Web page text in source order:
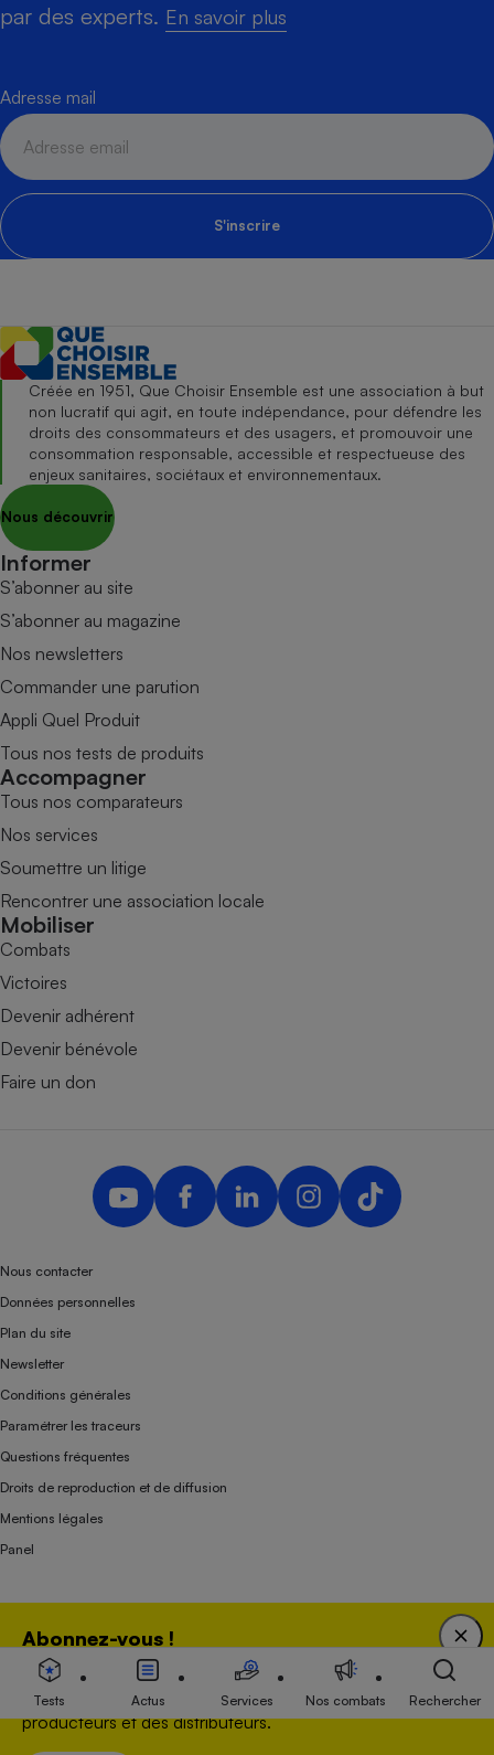
par des experts. En savoir plus
Adresse mail
S'inscrire
Abonnez-vous !
Bénéficiez d'une expertise unique tout en soutenant
une association 100 % indépendante de l'Etat, des
producteurs et des distributeurs.
Créée en 1951, Que Choisir Ensemble est une association à but
non lucratif qui agit, en toute indépendance, pour défendre les
droits des consommateurs et des usagers, et promouvoir une
consommation responsable, accessible et respectueuse des
enjeux sanitaires, sociétaux et environnementaux.
Nous découvrir
Informer
S’abonner au site
S’abonner au magazine
Nos newsletters
Commander une parution
Appli Quel Produit
Tous nos tests de produits
Accompagner
Tous nos comparateurs
Nos services
Soumettre un litige
Rencontrer une association locale
Mobiliser
Combats
Victoires
Devenir adhérent
Devenir bénévole
Faire un don
Nous contacter
Données personnelles
Plan du site
Newsletter
Conditions générales
Paramétrer les traceurs
Questions fréquentes
Droits de reproduction et de diffusion
Mentions légales
Panel
Association indépendante de l’État, des syndicats, des producteurs et des
distributeurs depuis 1951.
Tests Actus Services Nos combats Rechercher